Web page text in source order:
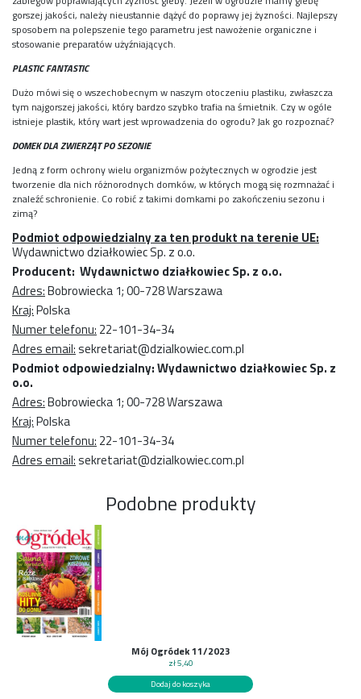
gorszej jakości, należy nieustannie dążyć do poprawy jej żyzności. Najlepszy
sposobem na polepszenie tego parametru jest nawożenie organiczne i
stosowanie preparatów użyźniających.
PLASTIC FANTASTIC
Dużo mówi się o wszechobecnym w naszym otoczeniu plastiku, zwłaszcza
tym najgorszej jakości, który bardzo szybko trafia na śmietnik. Czy w ogóle
istnieje plastik, który wart jest wprowadzenia do ogrodu? Jak go rozpoznać?
DOMEK DLA ZWIERZĄT PO SEZONIE
Jedną z form ochrony wielu organizmów pożytecznych w ogrodzie jest
tworzenie dla nich różnorodnych domków, w których mogą się rozmnażać i
znaleźć schronienie. Co robić z takimi domkami po zakończeniu sezonu i
zimą?
Podmiot odpowiedzialny za ten produkt na terenie UE:
Wydawnictwo działkowiec Sp. z o.o.
Producent: Wydawnictwo działkowiec Sp. z o.o.
Adres:Bobrowiecka 1; 00-728 Warszawa
Kraj:Polska
Numer telefonu: 22-101-34-34
Adres email:sekretariat@dzialkowiec.com.pl
Podmiot odpowiedzialny: Wydawnictwo działkowiec Sp. z
o.o.
Adres:Bobrowiecka 1; 00-728 Warszawa
Kraj:Polska
Numer telefonu: 22-101-34-34
Adres email:sekretariat@dzialkowiec.com.pl
Podobne produkty
Mój Ogródek 11/2023
zł5,40
Dodaj do koszyka